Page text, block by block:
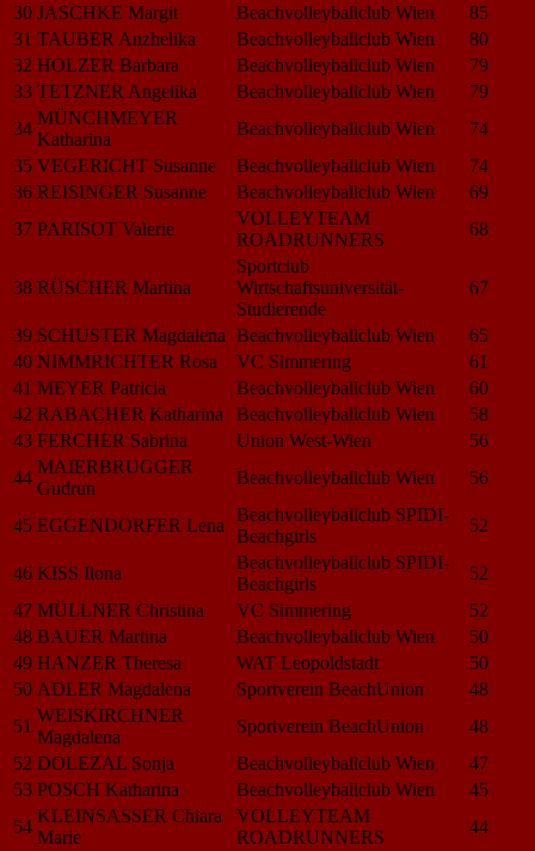
30 JASCHKE Margit Beachvolleyballclub Wien
85
31 TAUBER Anzhelika Beachvolleyballclub Wien
80
32 HOLZER Barbara Beachvolleyballclub Wien
79
33 TETZNER Angelika Beachvolleyballclub Wien
79
34
MÜNCHMEYER
Katharina
Beachvolleyballclub Wien
74
35 VEGERICHT Susanne Beachvolleyballclub Wien
74
36 REISINGER Susanne Beachvolleyballclub Wien
69
37 PARISOT Valerie
VOLLEYTEAM
ROADRUNNERS
68
38 RÜSCHER Martina
Sportclub
Wirtschaftsuniversität-
Studierende
67
39 SCHUSTER Magdalena Beachvolleyballclub Wien
65
40 NIMMRICHTER Rosa VC Simmering
61
41 MEYER Patricia Beachvolleyballclub Wien
60
42 RABACHER Katharina Beachvolleyballclub Wien
58
43 FERCHER Sabrina Union West-Wien
56
44
MAIERBRUGGER
Gudrun
Beachvolleyballclub Wien 56
45 EGGENDORFER Lena
Beachvolleyballclub SPIDI-
Beachgirls
52
46 KISS Ilona
Beachvolleyballclub SPIDI-
Beachgirls
52
47 MÜLLNER Christina VC Simmering
52
48 BAUER Martina Beachvolleyballclub Wien
50
49 HANZER Theresa WAT Leopoldstadt
50
50 ADLER Magdalena Sportverein BeachUnion
48
51
WEISKIRCHNER
Magdalena
Sportverein BeachUnion
48
52 DOLEZAL Sonja Beachvolleyballclub Wien
47
53 POSCH Katharina Beachvolleyballclub Wien
45
54
KLEINSASSER Chiara
Marie
VOLLEYTEAM
ROADRUNNERS
44